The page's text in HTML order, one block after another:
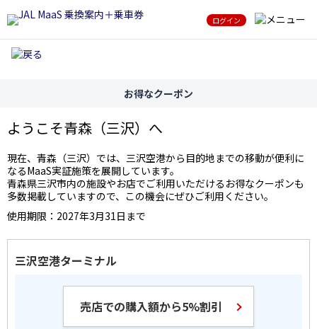
ログイン
お得なクーポン
ようこそ青森（三沢）へ
現在、青森（三沢）では、三沢空港から目的地までの移動が便利に
なるMaaS実証施策を展開しています。
青森県三沢市内の施設やお店でご利用いただけるお得なクーポンも
多数掲載していますので、この機会にぜひご利用ください。
使用期限：2027年3月31日まで
三沢空港ターミナル
売店での購入額から5%割引